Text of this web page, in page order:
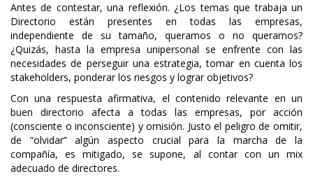
Antes de contestar, una reflexión. ¿Los temas que trabaja un
Directorio están presentes en todas las empresas,
independiente de su tamaño, queramos o no queramos?
¿Quizás, hasta la empresa unipersonal se enfrente con las
necesidades de perseguir una estrategia, tomar en cuenta los
stakeholders, ponderar los riesgos y lograr objetivos?
Con una respuesta afirmativa, el contenido relevante en un
buen directorio afecta a todas las empresas, por acción
(consciente o inconsciente) y omisión. Justo el peligro de omitir,
de “olvidar” algún aspecto crucial para la marcha de la
compañía, es mitigado, se supone, al contar con un mix
adecuado de directores.